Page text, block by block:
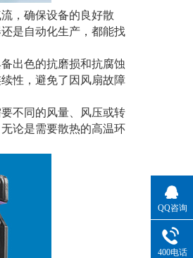
，确保设备的良好散
是自动化生产，都能找
出色的抗磨损和抗腐蚀
性，避免了因风扇故障
不同的风量、风压或转
论是需要散热的高温环
QQ咨询
400电话